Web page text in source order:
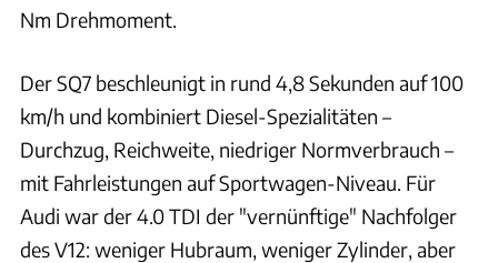
Nm Drehmoment.
Der SQ7 beschleunigt in rund 4,8 Sekunden auf 100
km/h und kombiniert Diesel-Spezialitäten –
Durchzug, Reichweite, niedriger Normverbrauch –
mit Fahrleistungen auf Sportwagen-Niveau. Für
Audi war der 4.0 TDI der "vernünftige" Nachfolger
des V12: weniger Hubraum, weniger Zylinder, aber